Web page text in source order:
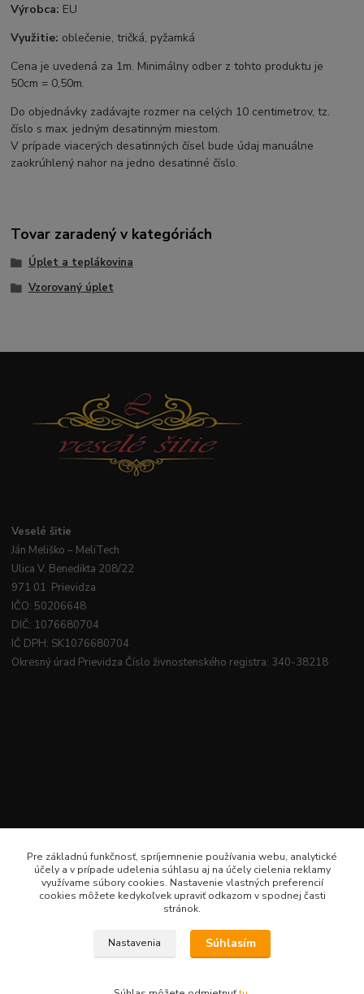
Výrobca: EU
Využitie: oblečenie, tričká, pyžamká
Cena je uvedená za 1m. Minimálny odber z tohto produktu je
50cm = 0,50m.
Do objednávky zadávajte rozmer na celých 10 centimetrov, tz.
číslo s max. jedným desatinným miestom.
V prípade viacerých desatinných čísel bude údaj manuálne
zaokrúhlený nahor na jedno desatinné číslo.
Tovar zaradený v kategóriách
Úplet a teplákovina
Vzorovaný úplet
Veselé šitie
Ján Meliško – MeliTech
Ulica V. Benedikta 208/22
971 01 Prievidza
IČO: 50206648
DIČ: 1076680704
IČ DPH: SK1076680704
Okresný úrad Prievidza Číslo živnostenského registra: 340-38218
lenkameliskovapd@gmail.com · Hotline: Lenka Melišková 0949 224 331
Pre základnú funkčnosť, spríjemnenie používania webu, analytické
účely a v prípade udelenia súhlasu aj na účely cielenia reklamy
využívame súbory cookies. Nastavenie vlastných preferencií
cookies môžete kedykoľvek upraviť odkazom v spodnej časti
stránok.
Nastavenia Súhlasím